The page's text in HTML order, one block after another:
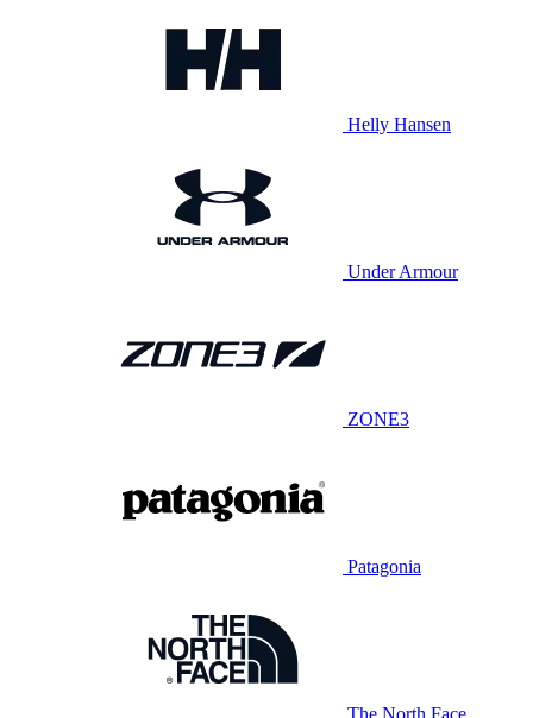
Helly Hansen
Under Armour
ZONE3
Patagonia
The North Face